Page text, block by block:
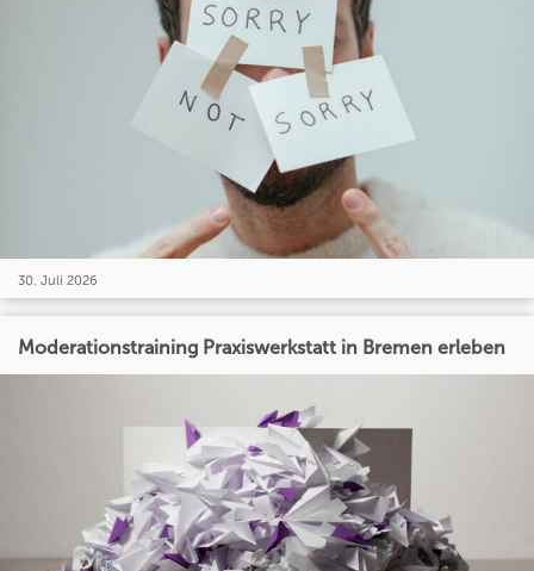
30. Juli 2026
Moderationstraining Praxiswerkstatt in Bremen erleben